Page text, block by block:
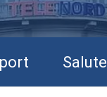
Salute